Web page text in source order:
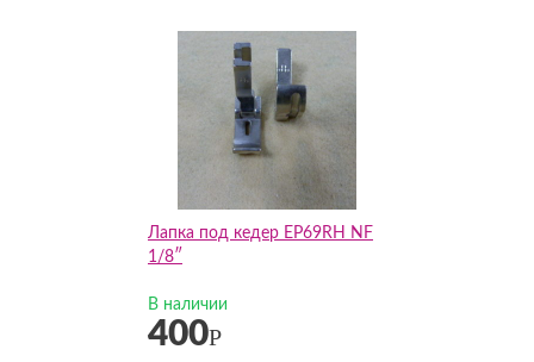
Лапка под кедер EP69RH NF
1/8″
В наличии
400Р